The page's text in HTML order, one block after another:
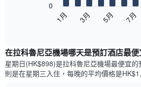
顯
示
每
個
1月 3月 5月 7月
0
在拉科魯尼亞機場哪天是預訂酒店最便
星期日(HK$898)是拉科魯尼亞機場​最便宜
則是在星期三​入住，每晚的平均價格是